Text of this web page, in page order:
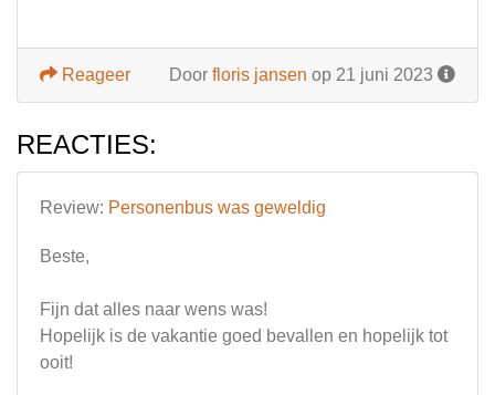
Door floris jansen op 21 juni 2023
Reageer
REACTIES:
Review: Personenbus was geweldig
Beste,
Fijn dat alles naar wens was!
Hopelijk is de vakantie goed bevallen en hopelijk tot
ooit!